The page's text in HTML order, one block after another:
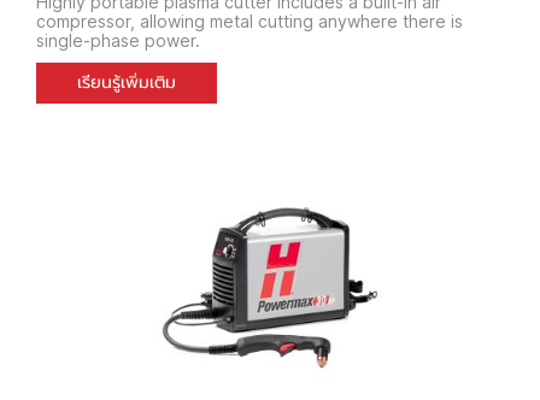
compressor, allowing metal cutting anywhere there is
single-phase power.
เรียนรู้เพิ่มเติม